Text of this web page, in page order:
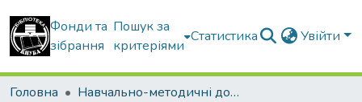
Фонди та
зібрання
Пошук за
критеріями
Статистика Увійти
Головна
Навчально-методичні документи